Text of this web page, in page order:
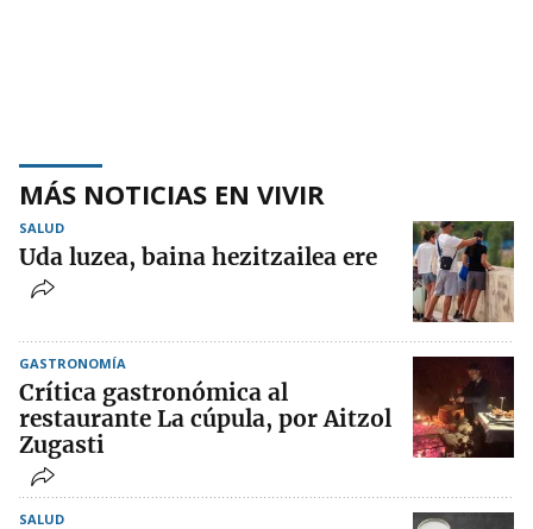
MÁS NOTICIAS EN VIVIR
SALUD
Uda luzea, baina hezitzailea ere
GASTRONOMÍA
Crítica gastronómica al
restaurante La cúpula, por Aitzol
Zugasti
SALUD